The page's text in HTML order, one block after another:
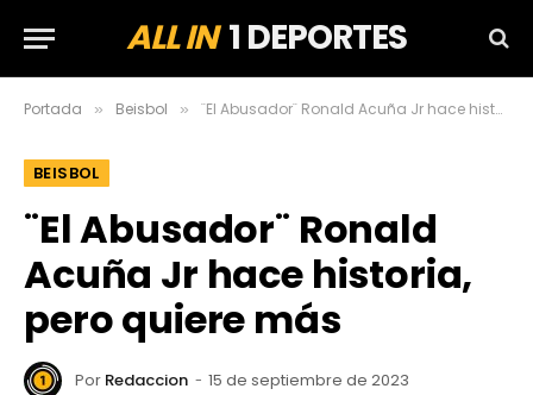
ALL IN1 DEPORTES
Portada » Beisbol » ¨El Abusador¨ Ronald Acuña Jr hace historia, pero quiere más
BEISBOL
¨El Abusador¨ Ronald
Acuña Jr hace historia,
pero quiere más
Por Redaccion
15 de septiembre de 2023